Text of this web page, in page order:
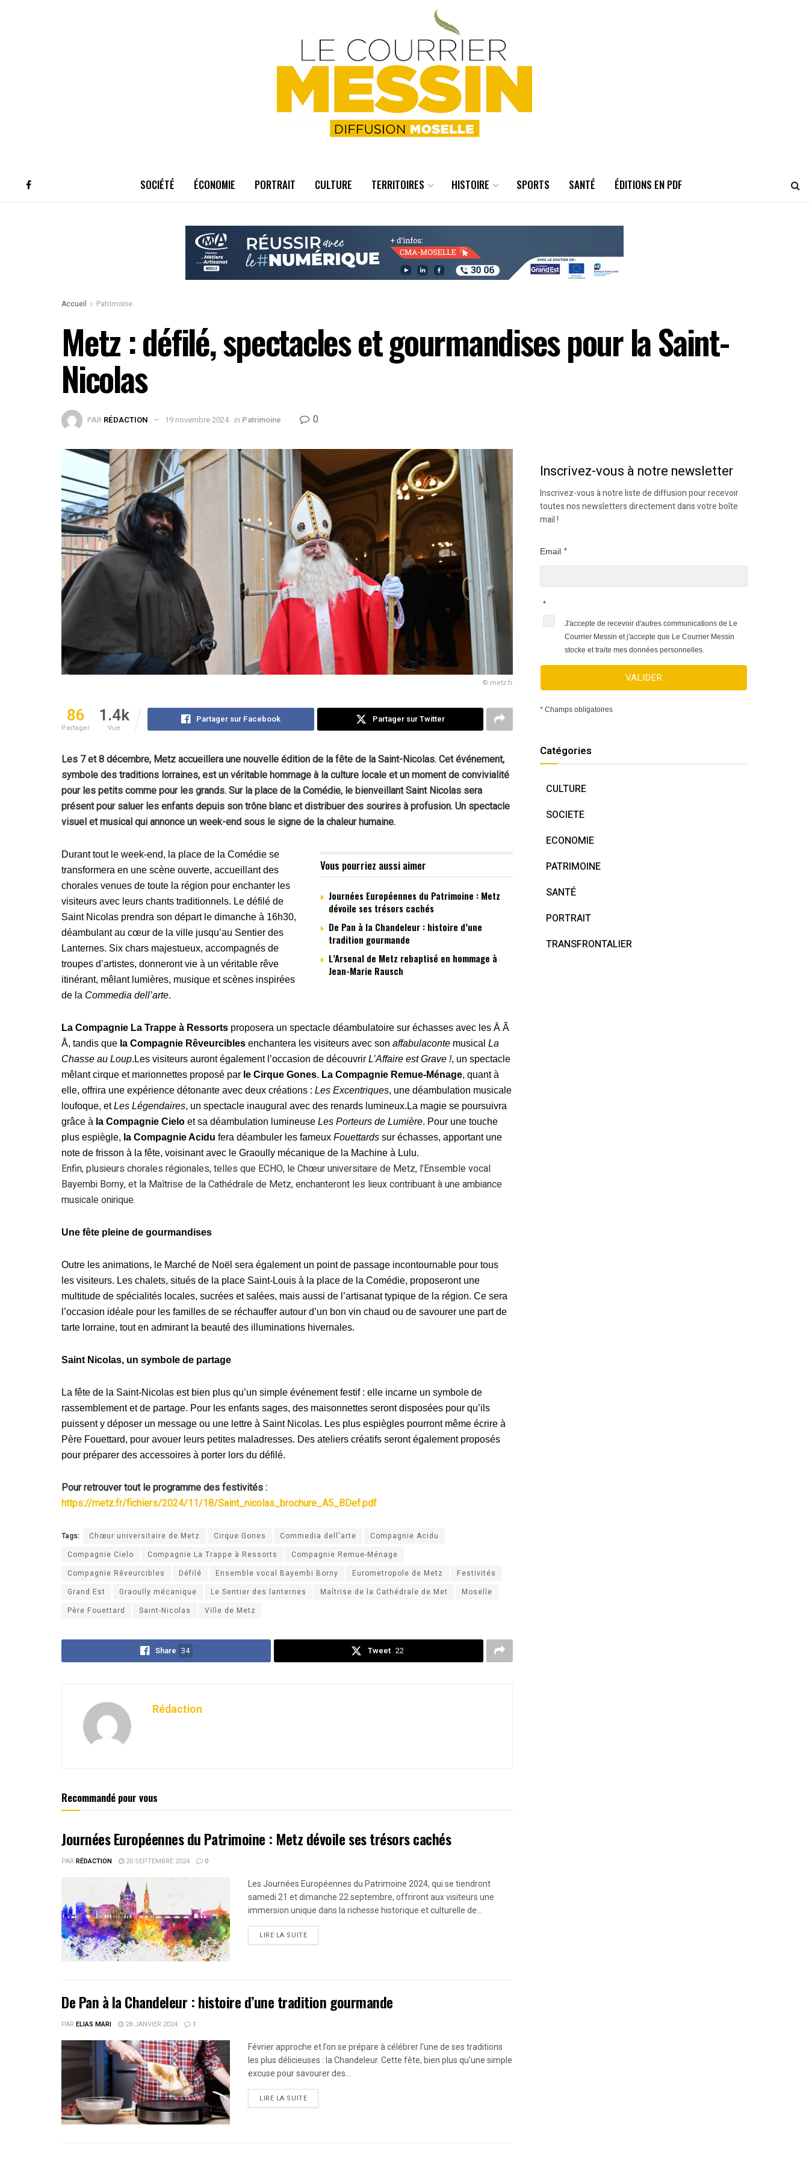
SOCIÉTÉ ÉCONOMIE PORTRAIT CULTURE TERRITOIRES HISTOIRE SPORTS SANTÉ ÉDITIONS EN PDF
Accueil Patrimoine
Metz : défilé, spectacles et gourmandises pour la Saint-
Nicolas
PAR RÉDACTION 19 novembre 2024 in Patrimoine 0
© metz.fr
86
Partager
1.4k
Vue
Partager sur Facebook Partager sur Twitter
Les 7 et 8 décembre, Metz accueillera une nouvelle édition de la fête de la Saint-Nicolas. Cet événement,
symbole des traditions lorraines, est un véritable hommage à la culture locale et un moment de convivialité
pour les petits comme pour les grands. Sur la place de la Comédie, le bienveillant Saint Nicolas sera
présent pour saluer les enfants depuis son trône blanc et distribuer des sourires à profusion. Un spectacle
visuel et musical qui annonce un week-end sous le signe de la chaleur humaine.
Vous pourriez aussi aimer
Journées Européennes du Patrimoine : Metz
dévoile ses trésors cachés
De Pan à la Chandeleur : histoire d’une
tradition gourmande
L’Arsenal de Metz rebaptisé en hommage à
Jean-Marie Rausch
Durant tout le week-end, la place de la Comédie se
transformera en une scène ouverte, accueillant des
chorales venues de toute la région pour enchanter les
visiteurs avec leurs chants traditionnels. Le défilé de
Saint Nicolas prendra son départ le dimanche à 16h30,
déambulant au cœur de la ville jusqu’au Sentier des
Lanternes. Six chars majestueux, accompagnés de
troupes d’artistes, donneront vie à un véritable rêve
itinérant, mêlant lumières, musique et scènes inspirées
de la Commedia dell’arte.
La Compagnie La Trappe à Ressorts proposera un spectacle déambulatoire sur échasses avec les Ā Ã
Å, tandis que la Compagnie Rêveurcibles enchantera les visiteurs avec son affabulaconte musical La
Chasse au Loup.Les visiteurs auront également l’occasion de découvrir L’Affaire est Grave !, un spectacle
mêlant cirque et marionnettes proposé par le Cirque Gones. La Compagnie Remue-Ménage, quant à
elle, offrira une expérience détonante avec deux créations : Les Excentriques, une déambulation musicale
loufoque, etLes Légendaires, un spectacle inaugural avec des renards lumineux.La magie se poursuivra
grâce à la Compagnie Cielo et sa déambulation lumineuse Les Porteurs de Lumière. Pour une touche
plus espiègle, la Compagnie Acidu fera déambuler les fameux Fouettards sur échasses, apportant une
note de frisson à la fête, voisinant avec le Graoully mécanique de la Machine à Lulu.
Enfin, plusieurs chorales régionales, telles que ECHO, le Chœur universitaire de Metz, l’Ensemble vocal
Bayembi Borny, et la Maîtrise de la Cathédrale de Metz, enchanteront les lieux contribuant à une ambiance
musicale onirique.
Une fête pleine de gourmandises
Outre les animations, le Marché de Noël sera également un point de passage incontournable pour tous
les visiteurs. Les chalets, situés de la place Saint-Louis à la place de la Comédie, proposeront une
multitude de spécialités locales, sucrées et salées, mais aussi de l’artisanat typique de la région. Ce sera
l’occasion idéale pour les familles de se réchauffer autour d’un bon vin chaud ou de savourer une part de
tarte lorraine, tout en admirant la beauté des illuminations hivernales.
Saint Nicolas, un symbole de partage
La fête de la Saint-Nicolas est bien plus qu’un simple événement festif : elle incarne un symbole de
rassemblement et de partage. Pour les enfants sages, des maisonnettes seront disposées pour qu’ils
puissent y déposer un message ou une lettre à Saint Nicolas. Les plus espiègles pourront même écrire à
Père Fouettard, pour avouer leurs petites maladresses. Des ateliers créatifs seront également proposés
pour préparer des accessoires à porter lors du défilé.
Pour retrouver tout le programme des festivités :
https://metz.fr/fichiers/2024/11/18/Saint_nicolas_brochure_A5_BDef.pdf
Tags: Chœur universitaire de Metz Cirque Gones Commedia dell'arte
Compagnie Acidu
Compagnie Cielo
Compagnie La Trappe à Ressorts
Compagnie Remue-Ménage
Compagnie Rêveurcibles
Défilé Ensemble vocal Bayembi Borny Eurometropole de Metz
Festivités
Grand Est
Graoully mécanique Le Sentier des lanternes Maîtrise de la Cathédrale de Met
Moselle
Père Fouettard
Saint-Nicolas Ville de Metz
Share 34 Tweet 22
Rédaction
Recommandé pour vous
Journées Européennes du Patrimoine : Metz dévoile ses trésors cachés
PAR RÉDACTION 20 SEPTEMBRE 2024 0
Les Journées Européennes du Patrimoine 2024, qui se tiendront
samedi 21 et dimanche 22 septembre, offriront aux visiteurs une
immersion unique dans la richesse historique et culturelle de...
LIRE LA SUITE
De Pan à la Chandeleur : histoire d’une tradition gourmande
PAR ELIAS MARI 28 JANVIER 2024 1
Février approche et l’on se prépare à célébrer l'une de ses traditions
les plus délicieuses : la Chandeleur. Cette fête, bien plus qu'une simple
excuse pour savourer des...
LIRE LA SUITE
Inscrivez-vous à notre newsletter
Inscrivez-vous à notre liste de diffusion pour recevoir
toutes nos newsletters directement dans votre boîte
mail !
Email *
*
J'accepte de recevoir d'autres communications de Le
Courrier Messin et j'accepte que Le Courrier Messin
stocke et traite mes données personnelles.
VALIDER
* Champs obligatoires
Catégories
CULTURE
SOCIETE
ECONOMIE
PATRIMOINE
SANTÉ
PORTRAIT
TRANSFRONTALIER